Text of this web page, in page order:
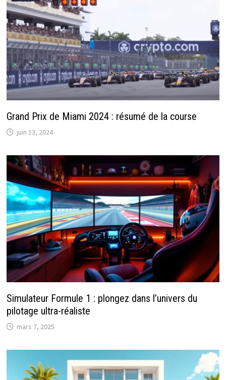
Grand Prix de Miami 2024 : résumé de la course
juin 13, 2024
Simulateur Formule 1 : plongez dans l’univers du
pilotage ultra-réaliste
mars 7, 2025